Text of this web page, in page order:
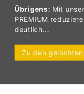
Übrigens: Mit
PREMIUM
deutlich...
Zu den